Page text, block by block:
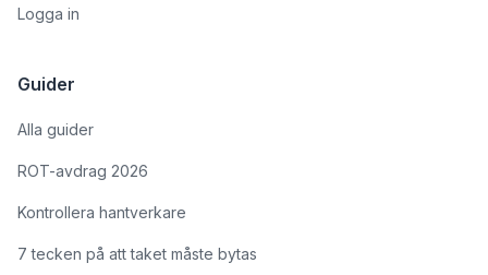
Logga in
Guider
Alla guider
ROT-avdrag 2026
Kontrollera hantverkare
7 tecken på att taket måste bytas